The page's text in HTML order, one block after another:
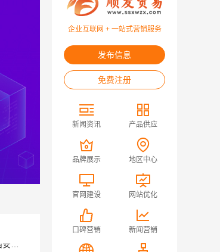
企业互联网 + 一站式营销服务
发布信息
免费注册
新闻资讯 产品供应
品牌展示 地区中心
官网建设 网站优化
口碑营销 新闻营销